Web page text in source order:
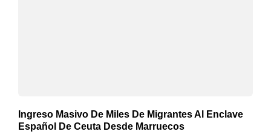
Ingreso Masivo De Miles De Migrantes Al Enclave
Español De Ceuta Desde Marruecos